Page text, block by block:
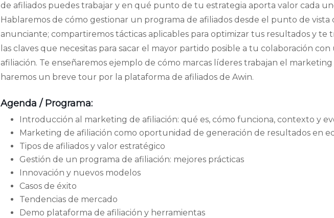
de afiliados puedes trabajar y en qué punto de tu estrategia aporta valor cada
Hablaremos de cómo gestionar un programa de afiliados desde el punto de vista
anunciante; compartiremos tácticas aplicables para optimizar tus resultados y te
las claves que necesitas para sacar el mayor partido posible a tu colaboración
afiliación. Te enseñaremos ejemplo de cómo marcas líderes trabajan el
haremos un breve tour por la plataforma de afiliados de Awin.
Agenda / Programa:
Introducción al marketing de afiliación: qué es, cómo funciona, contexto y
Marketing de afiliación como oportunidad de generación de resultados en
Tipos de afiliados y valor estratégico
Gestión de un programa de afiliación: mejores prácticas
Innovación y nuevos modelos
Casos de éxito
Tendencias de mercado
Demo plataforma de afiliación y herramientas